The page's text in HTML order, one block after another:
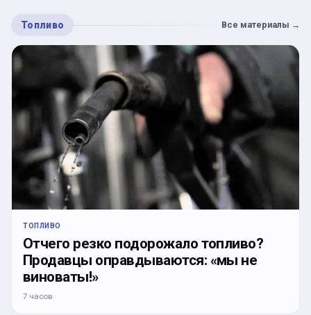
Топливо Все материалы →
ТОПЛИВО
Отчего резко подорожало топливо?
Продавцы оправдываются: «мы не
виноваты!»
7 часов